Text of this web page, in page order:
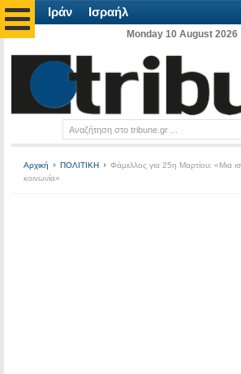
Ιράν Ισραήλ
Monday 10 August 2026
Αρχική ΠΟΛΙΤΙΚΗ
Φάμελλος για 25η Μαρτίου: «Μια
κοινωνία»